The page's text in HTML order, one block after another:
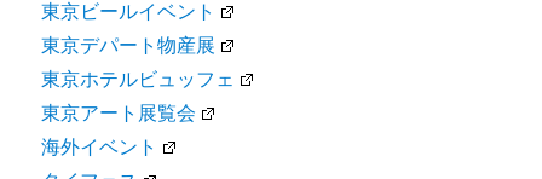
東京ビールイベント
東京デパート物産展
東京ホテルビュッフェ
東京アート展覧会
海外イベント